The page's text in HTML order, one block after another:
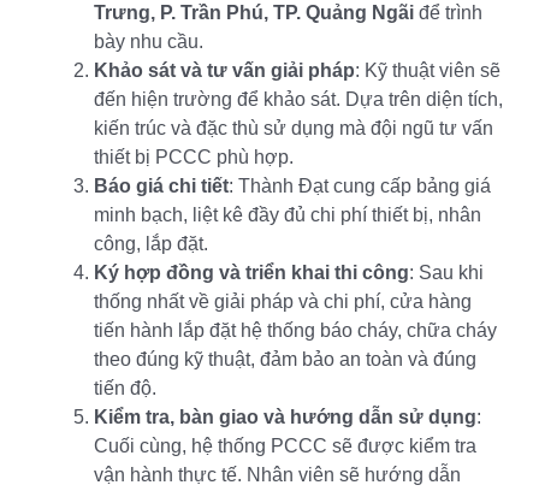
Trưng, P. Trần Phú, TP. Quảng Ngãi để trình
bày nhu cầu.
Khảo sát và tư vấn giải pháp: Kỹ thuật viên sẽ
đến hiện trường để khảo sát. Dựa trên diện tích,
kiến trúc và đặc thù sử dụng mà đội ngũ tư vấn
thiết bị PCCC phù hợp.
Báo giá chi tiết: Thành Đạt cung cấp bảng giá
minh bạch, liệt kê đầy đủ chi phí thiết bị, nhân
công, lắp đặt.
Ký hợp đồng và triển khai thi công: Sau khi
thống nhất về giải pháp và chi phí, cửa hàng
tiến hành lắp đặt hệ thống báo cháy, chữa cháy
theo đúng kỹ thuật, đảm bảo an toàn và đúng
tiến độ.
Kiểm tra, bàn giao và hướng dẫn sử dụng:
Cuối cùng, hệ thống PCCC sẽ được kiểm tra
vận hành thực tế. Nhân viên sẽ hướng dẫn